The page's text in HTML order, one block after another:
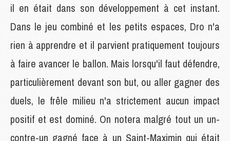
il en était dans son développement à cet instant.
Dans le jeu combiné et les petits espaces, Dro n'a
rien à apprendre et il parvient pratiquement toujours
à faire avancer le ballon. Mais lorsqu'il faut défendre,
particulièrement devant son but, ou aller gagner des
duels, le frêle milieu n'a strictement aucun impact
positif et est dominé. On notera malgré tout un un-
contre-un gagné face à un Saint-Maximin qui était